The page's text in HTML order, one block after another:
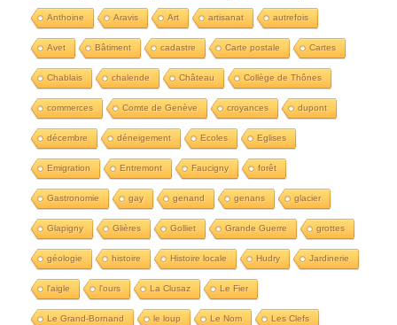
Anthoine Aravis Art artisanat autrefois
Avet Bâtiment cadastre Carte postale Cartes
Chablais chalende Château Collège de Thônes
commerces Comte de Genève croyances dupont
décembre déneigement Ecoles Eglises
Emigration Entremont Faucigny forêt
Gastronomie gay genand genans glacier
Glapigny Glières Golliet Grande Guerre grottes
géologie histoire Histoire locale Hudry Jardinerie
l'aigle l'ours La Clusaz Le Fier
Le Grand-Bornand le loup Le Nom Les Clefs